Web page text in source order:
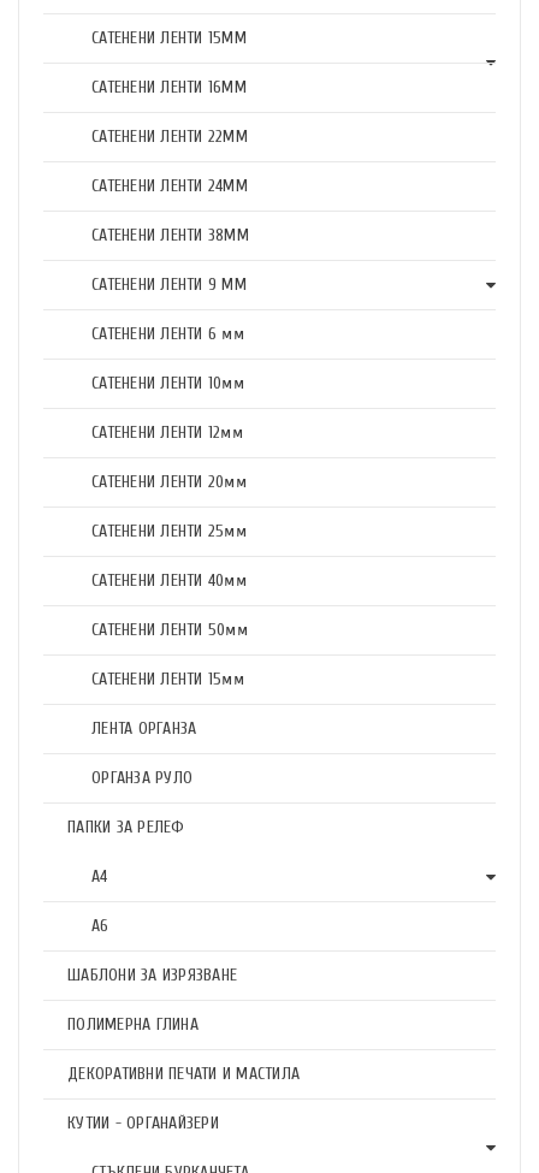
САТЕНЕНИ ЛЕНТИ 15ММ
САТЕНЕНИ ЛЕНТИ 16ММ
САТЕНЕНИ ЛЕНТИ 22ММ
САТЕНЕНИ ЛЕНТИ 24ММ
САТЕНЕНИ ЛЕНТИ 38ММ
САТЕНЕНИ ЛЕНТИ 9 ММ
САТЕНЕНИ ЛЕНТИ 6 мм
САТЕНЕНИ ЛЕНТИ 10мм
САТЕНЕНИ ЛЕНТИ 12мм
САТЕНЕНИ ЛЕНТИ 20мм
САТЕНЕНИ ЛЕНТИ 25мм
САТЕНЕНИ ЛЕНТИ 40мм
САТЕНЕНИ ЛЕНТИ 50мм
САТЕНЕНИ ЛЕНТИ 15мм
ЛЕНТА ОРГАНЗА
ОРГАНЗА РУЛО
ПАПКИ ЗА РЕЛЕФ
А4
А6
ШАБЛОНИ ЗА ИЗРЯЗВАНЕ
ПОЛИМЕРНА ГЛИНА
ДЕКОРАТИВНИ ПЕЧАТИ И МАСТИЛА
КУТИИ - ОРГАНАЙЗЕРИ